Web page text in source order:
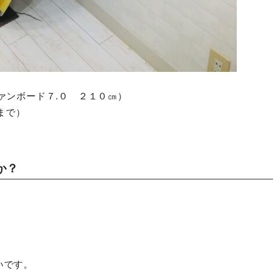
ンボード７.０ ２１０㎝）
）
？
す。